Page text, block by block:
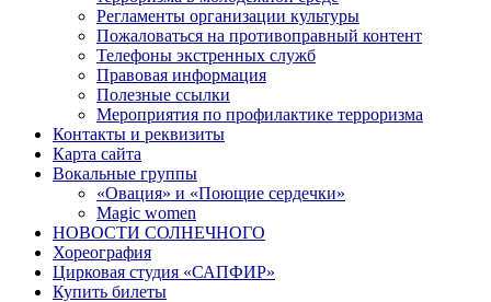
Регламенты организации культуры
Пожаловаться на противоправный контент
Телефоны экстренных служб
Правовая информация
Полезные ссылки
Мероприятия по профилактике терроризма
Контакты и реквизиты
Карта сайта
Вокальные группы
«Овация» и «Поющие сердечки»
Magic women
НОВОСТИ СОЛНЕЧНОГО
Хореография
Цирковая студия «САПФИР»
Купить билеты